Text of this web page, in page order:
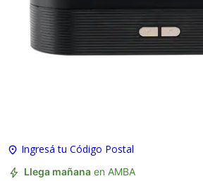
Ingresá tu Código Postal
Llega mañana en AMBA